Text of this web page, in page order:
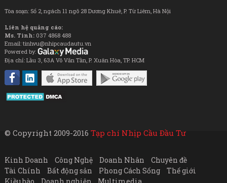
Tòa soạn: Số 2, ngách 11 ngõ 28 Dương Khuê, P. Từ Liêm, Hà Nội
Liên hệ quảng cáo:
Ms. Tình: 037 4868 488
Email: tinhvu@nhipcaudautu.vn
Powered by:
Địa chỉ: Lầu 3, 63A Võ Văn Tần, P. Xuân Hòa, TP. HCM
© Copyright 2009-2016 Tạp chí Nhịp Cầu Đầu Tư
Kinh Doanh Công Nghệ Doanh Nhân
Chuyên đề
Tài Chính
Bất động sản Phong Cách Sống
Thế giới